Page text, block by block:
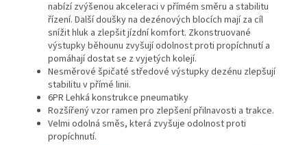
nabízí zvýšenou akceleraci v přímém směru a stabilitu
řízení. Další doušky na dezénových blocích mají za cíl
snížit hluk a zlepšit jízdní komfort. Zkonstruované
výstupky běhounu zvyšují odolnost proti propíchnutí a
pomáhají dostat se z vyjetých kolejí.
Nesměrové špičaté středové výstupky dezénu zlepšují
stabilitu v přímé linii.
6PR Lehká konstrukce pneumatiky
Rozšířený vzor ramen pro zlepšení přilnavosti a trakce.
Velmi odolná směs, která zvyšuje odolnost proti
propíchnutí.